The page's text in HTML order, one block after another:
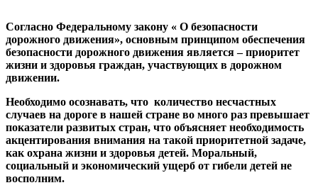
Согласно Федеральному закону « О безопасности
дорожного движения», основным принципом обеспечения
безопасности дорожного движения является – приоритет
жизни и здоровья граждан, участвующих в дорожном
движении.
Необходимо осознавать, что количество несчастных
случаев на дороге в нашей стране во много раз превышает
показатели развитых стран, что объясняет необходимость
акцентирования внимания на такой приоритетной задаче,
как охрана жизни и здоровья детей. Моральный,
социальный и экономический ущерб от гибели детей не
восполним.